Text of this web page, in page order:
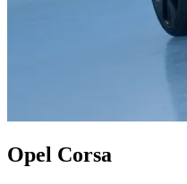
Opel Corsa